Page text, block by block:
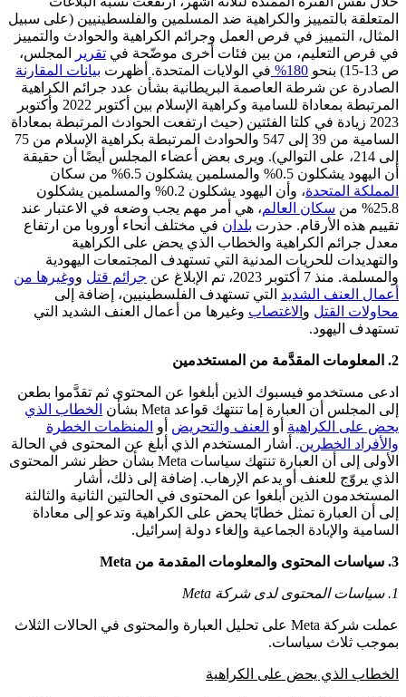
المتعلقة بالتمييز والكراهية ضد المسلمين والفلسطينيين (على سبيل
المثال، التمييز في فرص العمل وجرائم الكراهية والحوادث والتمييز
في فرص التعليم، من بين فئات أخرى موضّحة في تقرير
المجلس،
ص 13-15) بنحو
180% في الولايات المتحدة. أظهرت بيانات المقارنة
الصادرة عن شرطة العاصمة البريطانية بشأن عدد جرائم الكراهية
المرتبطة بمعاداة للسامية وكراهية الإسلام بين أكتوبر 2022 وأكتوبر
2023 زيادة في كلتا الفئتين (حيث ارتفعت الحوادث المرتبطة بمعاداة
السامية من 39 إلى 547 والحوادث المرتبطة بكراهية الإسلام من 75
إلى 214، على التوالي). ويرى بعض أعضاء المجلس أيضًا أن حقيقة
أن اليهود يشكلون 0.5% والمسلمين يشكلون 6.5% من سكان
المملكة المتحدة
، وأن اليهود يشكلون 0.2% والمسلمين يشكلون
25.8% من
سكان العالم، هي أمر مهم يجب وضعه في الاعتبار عند
تقييم هذه الأرقام. حذرت بلدان في مختلف أنحاء أوروبا من ارتفاع
معدل جرائم الكراهية والخطاب الذي يحض على الكراهية
والتهديدات للحريات المدنية التي تستهدف المجتمعات اليهودية
والمسلمة. منذ 7 أكتوبر 2023، تم الإبلاغ عن
جرائم قتل ووغيرها من
أعمال العنف الشديد التي تستهدف الفلسطينيين، إضافة إلى
محاولات القتل و الاغتصاب وغيرها من أعمال العنف الشديد التي
تستهدف اليهود.
2. المعلومات المقدَّمة من المستخدمين
ادعى مستخدمو فيسبوك الذين أبلغوا عن المحتوى ثم تقدَّموا بطعن
إلى المجلس أن العبارة إما تنتهك قواعد Meta بشأن
الخطاب الذي
يحض على الكراهية أو العنف والتحريض أو المنظمات الخطرة
والأفراد الخطرين. أشار المستخدم الذي أبلغ عن المحتوى في الحالة
الأولى إلى أن العبارة تنتهك سياسات Meta بشأن حظر نشر المحتوى
الذي يروّج للعنف أو يدعم الإرهاب. إضافة إلى ذلك، أشار
المستخدمون الذين أبلغوا عن المحتوى في الحالتين الثانية والثالثة
إلى أن العبارة تمثل خطابًا يحض على الكراهية وتدعو إلى معاداة
السامية والإبادة الجماعية وإلغاء دولة إسرائيل.
3. سياسات المحتوى والمعلومات المقدمة من Meta
1. سياسات المحتوى لدى شركة Meta
عملت شركة Meta على تحليل العبارة والمحتوى في الحالات الثلاث
بموجب ثلاث سياسات.
الخطاب الذي يحض على الكراهية